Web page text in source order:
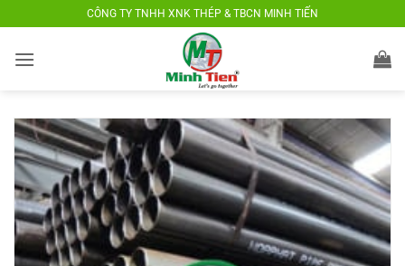
nội
CÔNG TY TNHH XNK THÉP & TBCN MINH TIẾN